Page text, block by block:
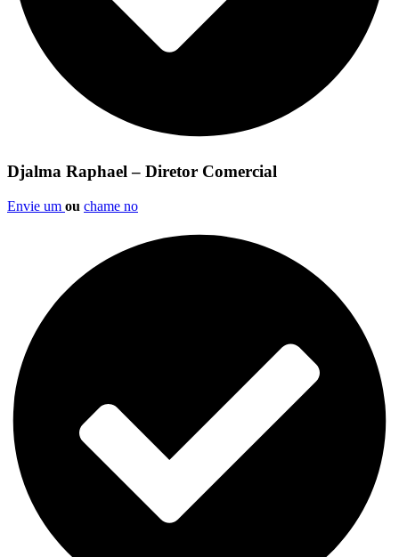
Djalma Raphael – Diretor Comercial
Envie um ou chame no